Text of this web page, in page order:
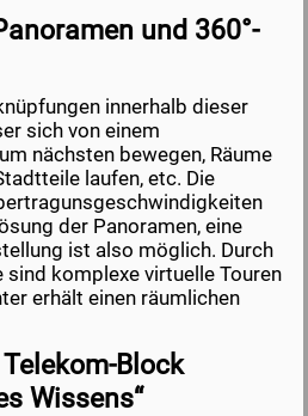
und 360°-
innerhalb dieser
sich von einem
nächsten bewegen, Räume
laufen, etc. Die
der Panoramen, eine
ist also möglich. Durch
komplexe virtuelle Touren
erhält einen räumlichen
Block
Wissens“